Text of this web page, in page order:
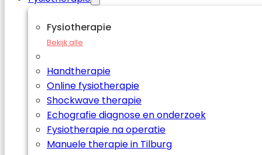
Fysiotherapie
Bekijk alle
Handtherapie
Online fysiotherapie
Shockwave therapie
Echografie diagnose en onderzoek
Fysiotherapie na operatie
Manuele therapie in Tilburg